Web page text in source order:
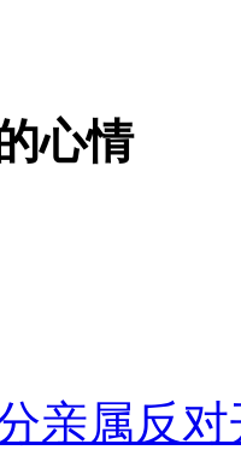
酒
手拳打脚踢
心情
亲属反